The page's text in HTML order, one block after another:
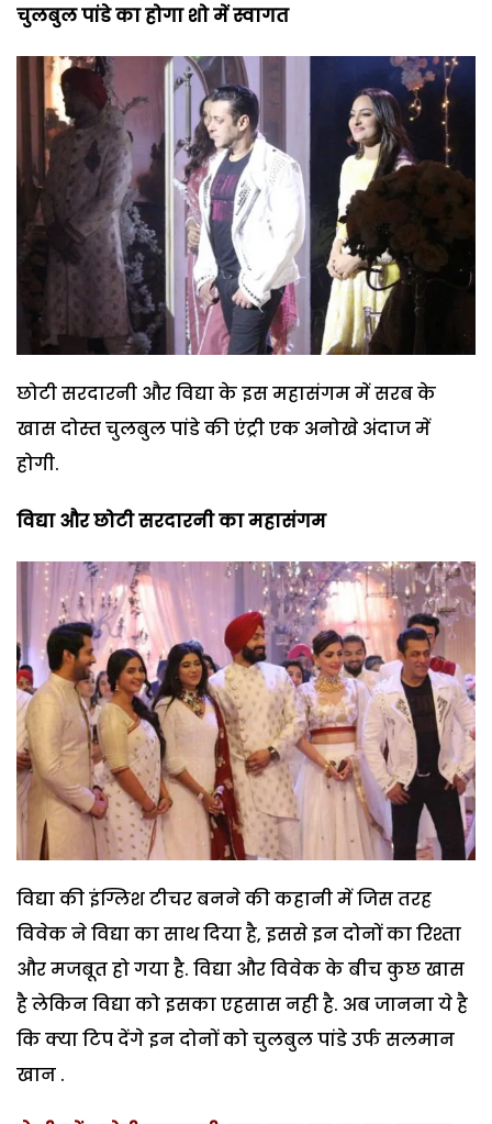
चुलबुल पांडे का होगा शो में स्वागत
छोटी सरदारनी और विद्या के इस महासंगम में सरब के
खास दोस्त चुलबुल पांडे की एंट्री एक अनोखे अंदाज में
होगी.
विद्या और छोटी सरदारनी का महासंगम
विद्या की इंग्लिश टीचर बनने की कहानी में जिस तरह
विवेक ने विद्या का साथ दिया है, इससे इन दोनों का रिश्ता
और मजबूत हो गया है. विद्या और विवेक के बीच कुछ खास
है लेकिन विद्या को इसका एहसास नही है. अब जानना ये है
कि क्या टिप देंगे इन दोनों को चुलबुल पांडे उर्फ सलमान
खान .